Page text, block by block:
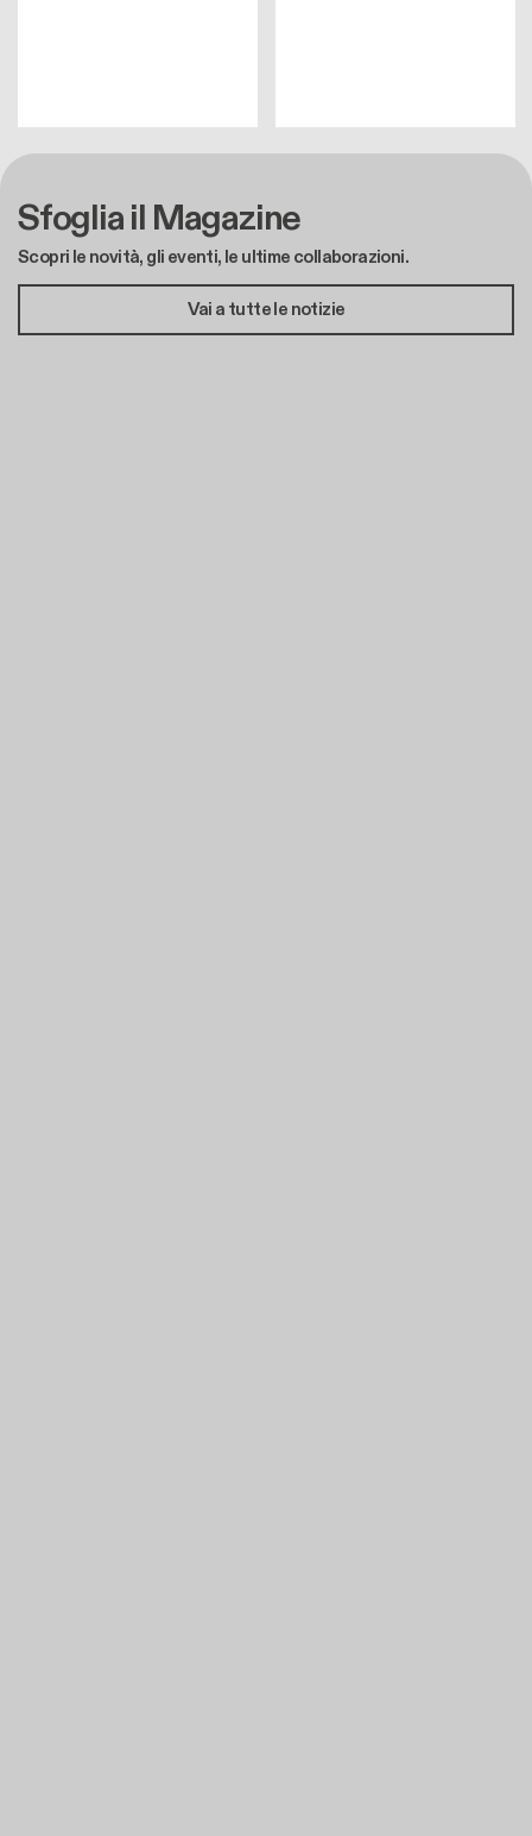
Sfoglia il Magazine
Scopri le novità, gli eventi, le ultime collaborazioni.
Vai a tutte le notizie